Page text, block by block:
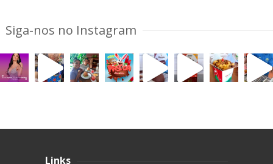
Siga-nos no Instagram
Links